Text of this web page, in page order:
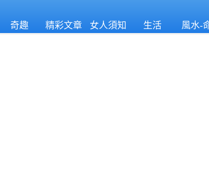
奇趣 精彩文章 女人須知 生活
風水-